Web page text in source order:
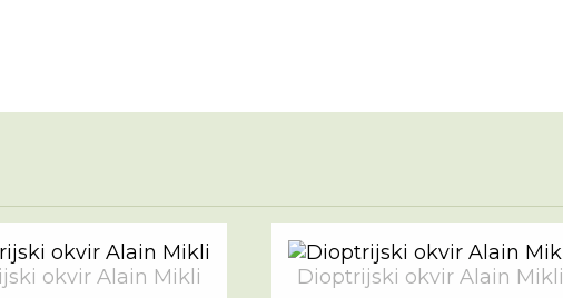
okvir Alain Mikli Dioptrijski okvir Alain Mikli